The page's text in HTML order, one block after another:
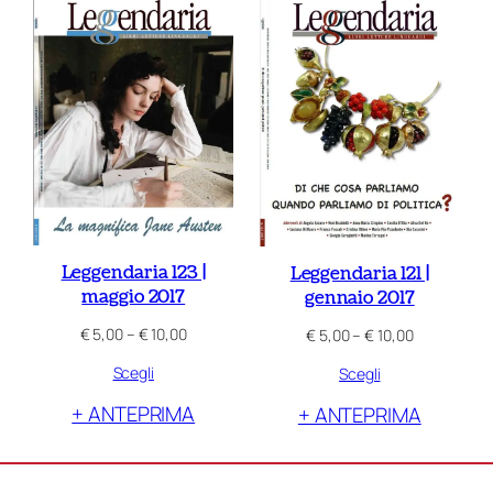
Leggendaria 123 |
maggio 2017
€5,00– €10,00Fascia
€ 5,00
€ 10,00
Scegli
+ ANTEPRIMA
Leggendaria 121 |
gennaio 2017
€5,00– €10,00Fascia
€ 5,00
€ 10,00
Scegli
+ ANTEPRIMA